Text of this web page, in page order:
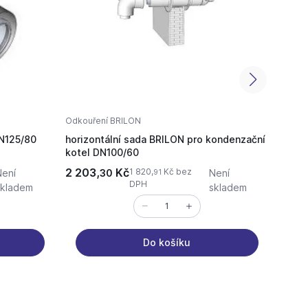
80
Odkouření BRILON
horizontální sada BRILON pro kondenzační
kotel DN100/60
2 203,30 Kč1 820,91 Kč bez
DPH
Není
skladem
Do košíku